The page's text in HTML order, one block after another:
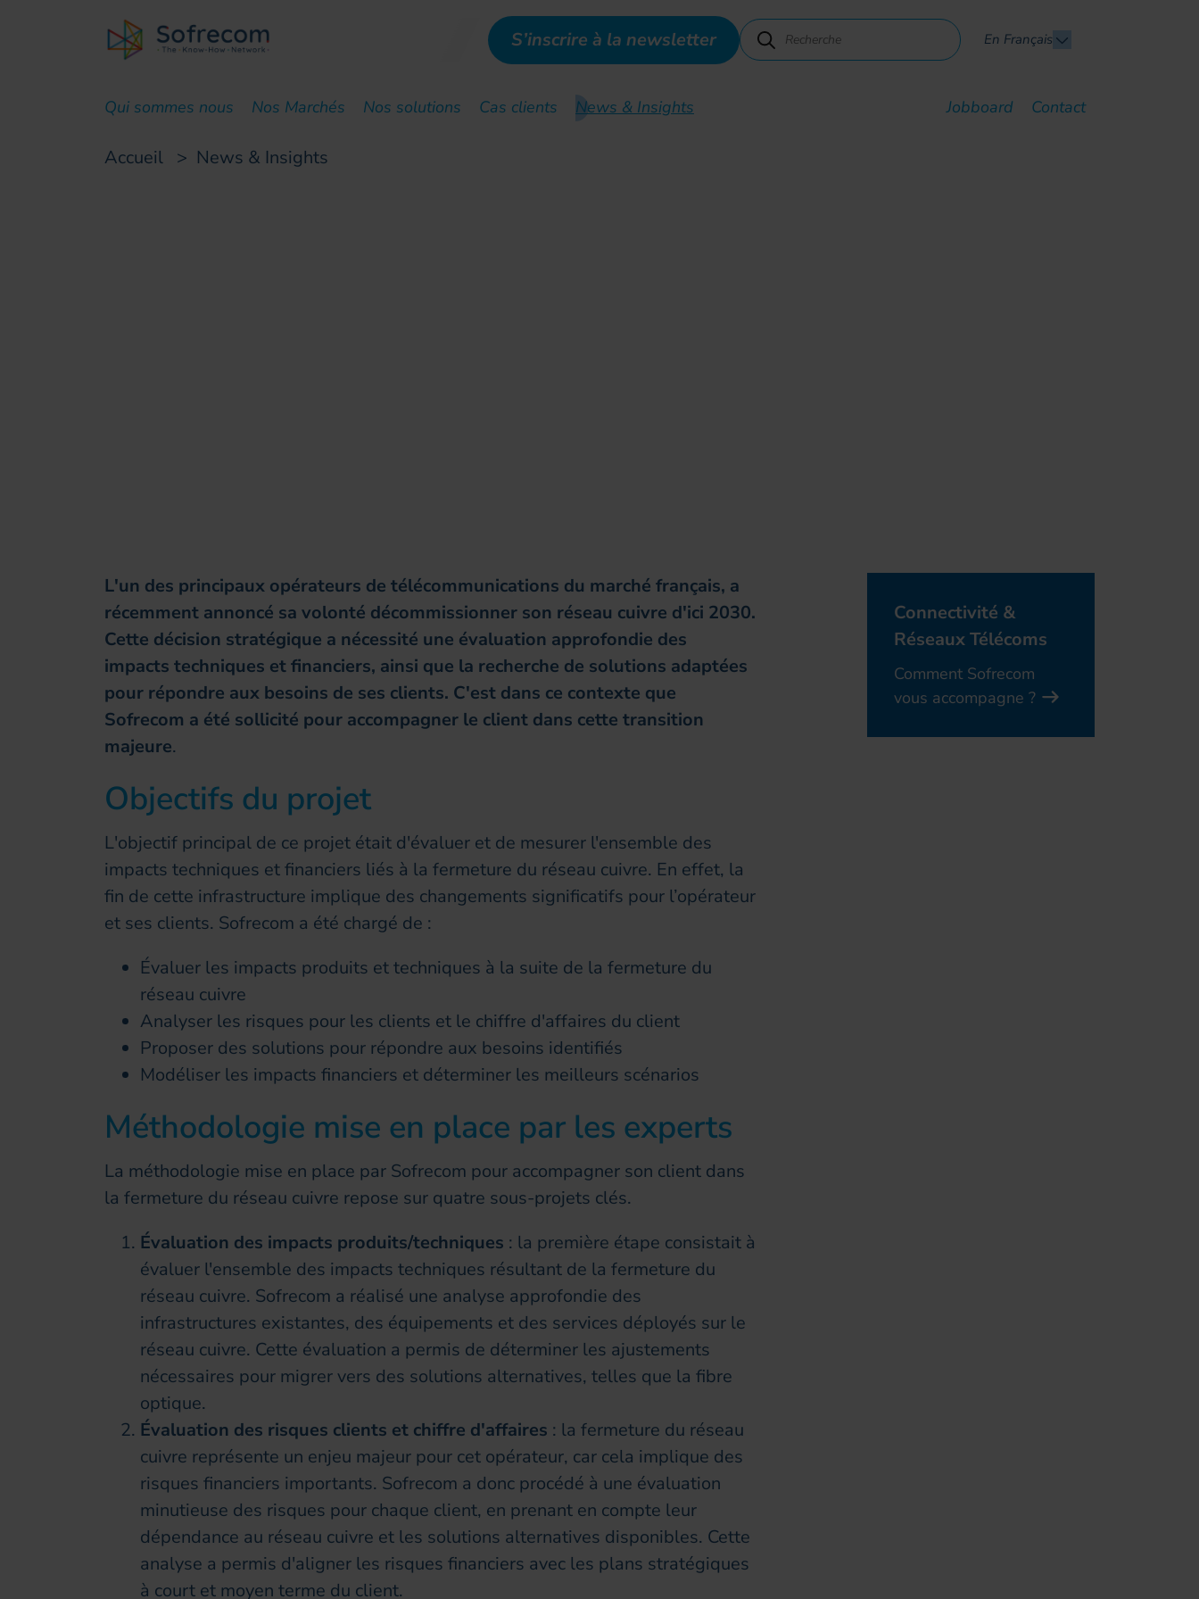
S’inscrire à la newsletter
En Français
Qui sommes nous Nos Marchés Nos solutions Cas clients News & Insights Jobboard Contact
Accueil > News & Insights
L'un des principaux opérateurs de télécommunications du marché français, a
récemment annoncé sa volonté décommissionner son réseau cuivre d'ici 2030.
Cette décision stratégique a nécessité une évaluation approfondie des
impacts techniques et financiers, ainsi que la recherche de solutions adaptées
pour répondre aux besoins de ses clients. C'est dans ce contexte que
Sofrecom a été sollicité pour accompagner le client dans cette transition
majeure.
Objectifs du projet
L'objectif principal de ce projet était d'évaluer et de mesurer l'ensemble des
impacts techniques et financiers liés à la fermeture du réseau cuivre. En effet, la
fin de cette infrastructure implique des changements significatifs pour l’opérateur
et ses clients. Sofrecom a été chargé de :
Évaluer les impacts produits et techniques à la suite de la fermeture du
réseau cuivre
Analyser les risques pour les clients et le chiffre d'affaires du client
Proposer des solutions pour répondre aux besoins identifiés
Modéliser les impacts financiers et déterminer les meilleurs scénarios
Méthodologie mise en place par les experts
La méthodologie mise en place par Sofrecom pour accompagner son client dans
la fermeture du réseau cuivre repose sur quatre sous-projets clés.
Évaluation des impacts produits/techniques : la première étape consistait à
évaluer l'ensemble des impacts techniques résultant de la fermeture du
réseau cuivre. Sofrecom a réalisé une analyse approfondie des
infrastructures existantes, des équipements et des services déployés sur le
réseau cuivre. Cette évaluation a permis de déterminer les ajustements
nécessaires pour migrer vers des solutions alternatives, telles que la fibre
optique.
Évaluation des risques clients et chiffre d'affaires : la fermeture du réseau
cuivre représente un enjeu majeur pour cet opérateur, car cela implique des
risques financiers importants. Sofrecom a donc procédé à une évaluation
minutieuse des risques pour chaque client, en prenant en compte leur
dépendance au réseau cuivre et les solutions alternatives disponibles. Cette
analyse a permis d'aligner les risques financiers avec les plans stratégiques
à court et moyen terme du client.
Connectivité &
Réseaux Télécoms
Comment Sofrecom
vous accompagne ?